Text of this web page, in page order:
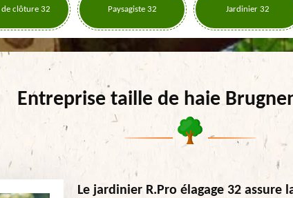
de clôture 32 Paysagiste 32 Jardinier 32
Entreprise taille de haie
Le jardinier R.Pro élagage 32 assure